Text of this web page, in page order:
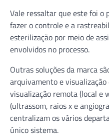
Vale ressaltar que este foi o
fazer o controle e a
esterilização por meio de
envolvidos no processo.
Outras soluções da marca
arquivamento e
visualização remota (local e
(ultrassom, raios x e
centralizam os vários
único sistema.